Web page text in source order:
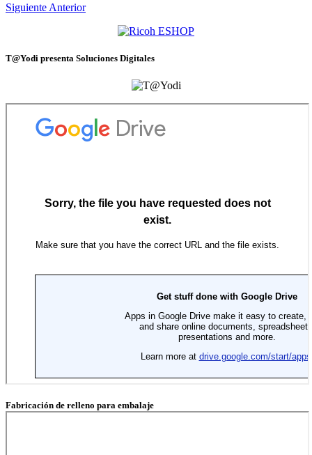
Siguiente Anterior
T@Yodi presenta Soluciones Digitales
Fabricación de relleno para embalaje